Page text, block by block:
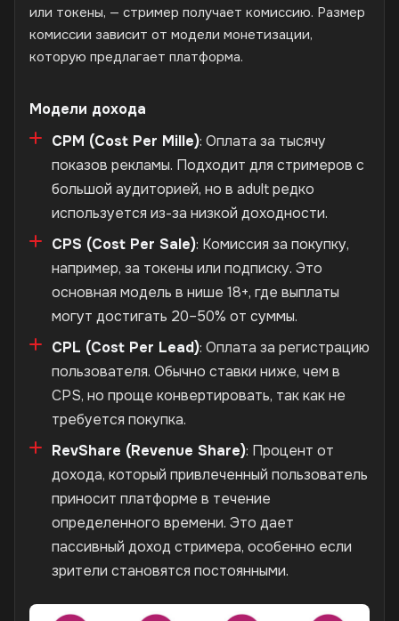
или токены, — стример получает комиссию. Размер
комиссии зависит от модели монетизации,
которую предлагает платформа.
Модели дохода
CPM (Cost Per Mille): Оплата за тысячу
показов рекламы. Подходит для стримеров с
большой аудиторией, но в adult редко
используется из-за низкой доходности.
CPS (Cost Per Sale): Комиссия за покупку,
например, за токены или подписку. Это
основная модель в нише 18+, где выплаты
могут достигать 20–50% от суммы.
CPL (Cost Per Lead): Оплата за регистрацию
пользователя. Обычно ставки ниже, чем в
CPS, но проще конвертировать, так как не
требуется покупка.
RevShare (Revenue Share): Процент от
дохода, который привлеченный пользователь
приносит платформе в течение
определенного времени. Это дает
пассивный доход стримера, особенно если
зрители становятся постоянными.